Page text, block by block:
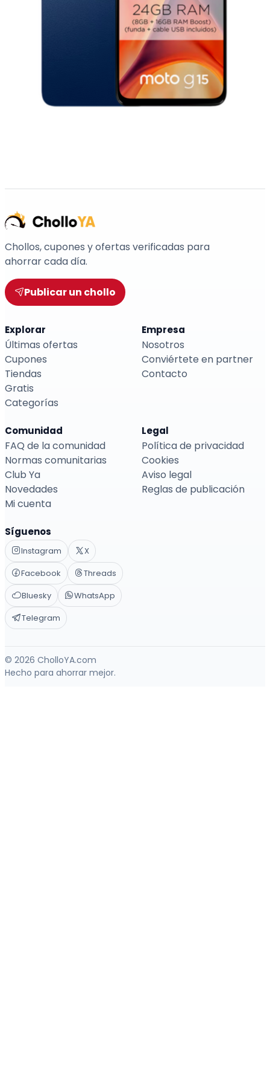
Chollos, cupones y ofertas verificadas para
ahorrar cada día.
Publicar un chollo
Explorar
Últimas ofertas
Cupones
Tiendas
Gratis
Categorías
Empresa
Nosotros
Conviértete en partner
Contacto
Comunidad
FAQ de la comunidad
Normas comunitarias
Club Ya
Novedades
Mi cuenta
Legal
Política de privacidad
Cookies
Aviso legal
Reglas de publicación
Síguenos
Instagram
X
Facebook
Threads
Bluesky
WhatsApp
Telegram
© 2026 CholloYA.com
Hecho para ahorrar mejor.